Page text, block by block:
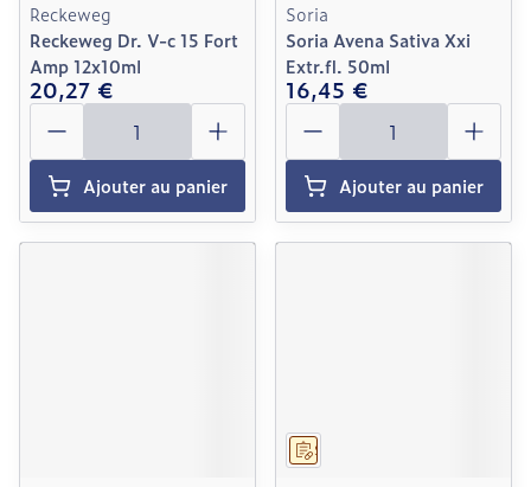
Reckeweg
Reckeweg Dr. V-c 15 Fort
Amp 12x10ml
20,27 €
Quantité
Ajouter au panier
Soria
Soria Avena Sativa Xxi
Extr.fl. 50ml
16,45 €
Quantité
Ajouter au panier
Sur prescription